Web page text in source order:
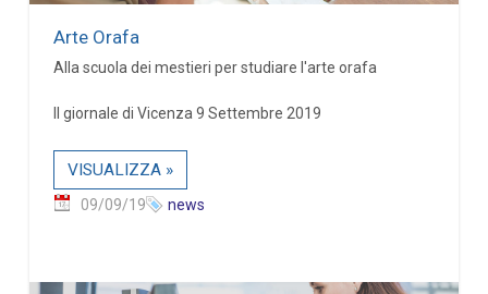
Arte Orafa
Alla scuola dei mestieri per studiare l'arte orafa
Il giornale di Vicenza 9 Settembre 2019
VISUALIZZA »
09/09/19 news